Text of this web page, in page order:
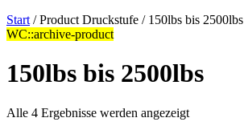
Start / Product Druckstufe / 150lbs bis 2500lbs
WC::archive-product
150lbs bis 2500lbs
Alle 4 Ergebnisse werden angezeigt